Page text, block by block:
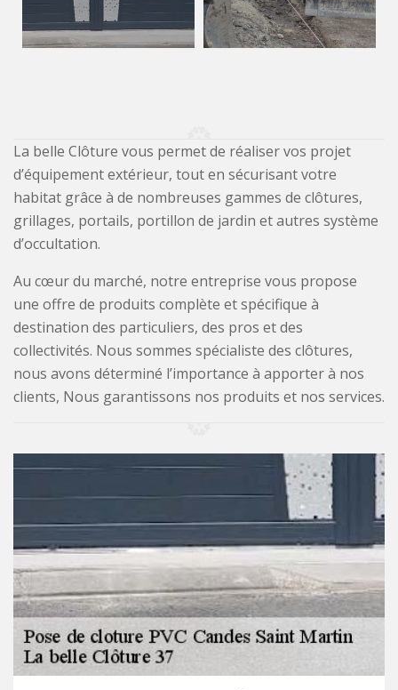
La belle Clôture vous permet de réaliser vos projet
d’équipement extérieur, tout en sécurisant votre
habitat grâce à de nombreuses gammes de clôtures,
grillages, portails, portillon de jardin et autres système
d’occultation.
Au cœur du marché, notre entreprise vous propose
une offre de produits complète et spécifique à
destination des particuliers, des pros et des
collectivités. Nous sommes spécialiste des clôtures,
nous avons déterminé l’importance à apporter à nos
clients, Nous garantissons nos produits et nos services.